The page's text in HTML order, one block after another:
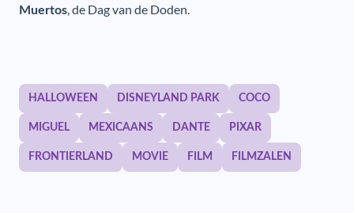
Muertos, de Dag van de Doden.
HALLOWEEN DISNEYLAND PARK COCO
MIGUEL MEXICAANS DANTE PIXAR
FRONTIERLAND MOVIE FILM FILMZALEN